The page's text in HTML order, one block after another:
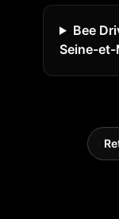
Bee
Seine-et-